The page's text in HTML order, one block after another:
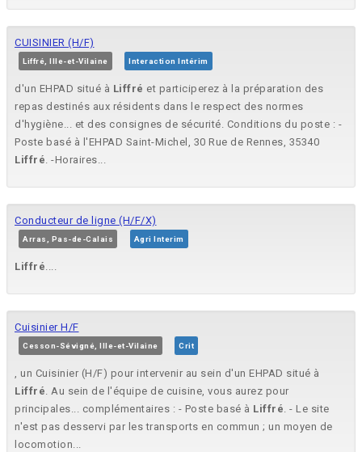
CUISINIER (H/F)
Liffré, Ille-et-Vilaine Interaction Intérim
d'un EHPAD situé à Liffré et participerez à la préparation des
repas destinés aux résidents dans le respect des normes
d'hygiène... et des consignes de sécurité. Conditions du poste : -
Poste basé à l'EHPAD Saint-Michel, 30 Rue de Rennes, 35340
Liffré. -Horaires...
Conducteur de ligne (H/F/X)
Arras, Pas-de-Calais Agri Interim
Liffré....
Cuisinier H/F
Cesson-Sévigné, Ille-et-Vilaine Crit
, un Cuisinier (H/F) pour intervenir au sein d'un EHPAD situé à
Liffré. Au sein de l'équipe de cuisine, vous aurez pour
principales... complémentaires : - Poste basé à Liffré. - Le site
n'est pas desservi par les transports en commun ; un moyen de
locomotion...